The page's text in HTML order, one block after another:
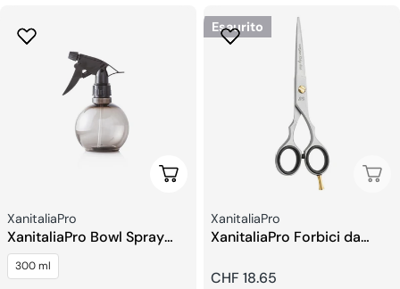
Scegli Le Opzioni
Venditore:
XanitaliaPro
XanitaliaPro Bowl Spray
Nebulizzatore
300 ml
Esaurito
Venditore:
XanitaliaPro
XanitaliaPro Forbici da
Prezzo
CHF 18.65